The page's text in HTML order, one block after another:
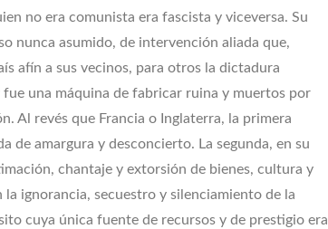
no era comunista era fascista y viceversa. Su
nunca asumido, de intervención aliada que,
afín a sus vecinos, para otros la dictadura
una máquina de fabricar ruina y muertos por
Al revés que Francia o Inglaterra, la primera
de amargura y desconcierto. La segunda, en su
chantaje y extorsión de bienes, cultura y
la ignorancia, secuestro y silenciamiento de la
cuya única fuente de recursos y de prestigio era